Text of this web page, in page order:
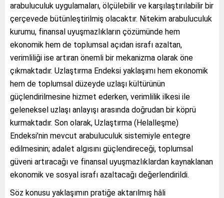
arabuluculuk uygulamaları, ölçülebilir ve karşılaştırılabilir bir
çerçevede bütünleştirilmiş olacaktır. Nitekim arabuluculuk
kurumu, finansal uyuşmazlıkların çözümünde hem
ekonomik hem de toplumsal açıdan israfı azaltan,
verimliliği ise artıran önemli bir mekanizma olarak öne
çıkmaktadır. Uzlaştırma Endeksi yaklaşımı hem ekonomik
hem de toplumsal düzeyde uzlaşı kültürünün
güçlendirilmesine hizmet ederken, verimlilik ilkesi ile
geleneksel uzlaşı anlayışı arasında doğrudan bir köprü
kurmaktadır. Son olarak, Uzlaştırma (Helalleşme)
Endeksi’nin mevcut arabuluculuk sistemiyle entegre
edilmesinin; adalet algısını güçlendireceği, toplumsal
güveni artıracağı ve finansal uyuşmazlıklardan kaynaklanan
ekonomik ve sosyal israfı azaltacağı değerlendirildi.
Söz konusu yaklaşımın pratiğe aktarılmış hâli